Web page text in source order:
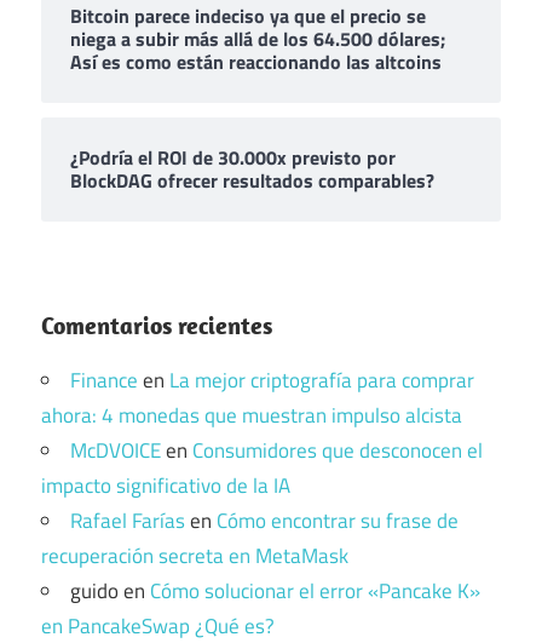
Bitcoin parece indeciso ya que el precio se
niega a subir más allá de los 64.500 dólares;
Así es como están reaccionando las altcoins
¿Podría el ROI de 30.000x previsto por
BlockDAG ofrecer resultados comparables?
Comentarios recientes
Financeen La mejor criptografía para comprar
ahora: 4 monedas que muestran impulso alcista
McDVOICEen Consumidores que desconocen el
impacto significativo de la IA
Rafael Faríasen Cómo encontrar su frase de
recuperación secreta en MetaMask
guidoen Cómo solucionar el error «Pancake K»
en PancakeSwap ¿Qué es?